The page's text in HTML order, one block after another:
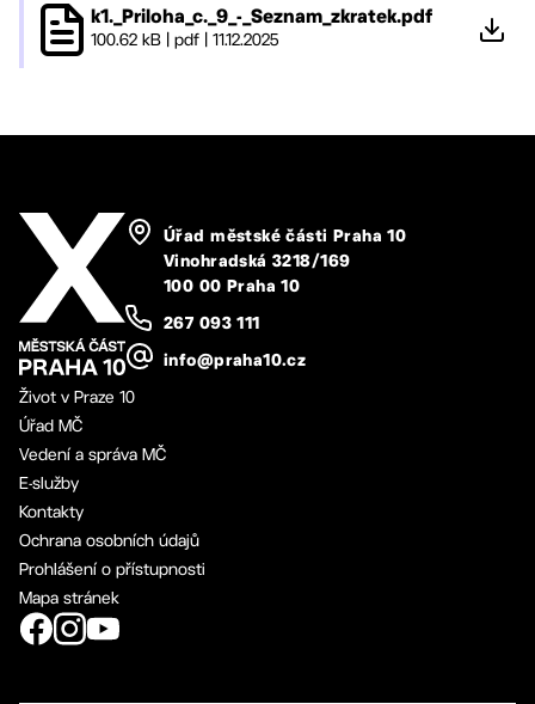
k1._Priloha_c._9_-_Seznam_zkratek.pdf
100.62 kB pdf 11.12.2025
Úřad městské části Praha 10
Vinohradská 3218/169
100 00 Praha 10
267 093 111
info@praha10.cz
Život v Praze 10
Úřad MČ
Vedení a správa MČ
E-služby
Kontakty
Ochrana osobních údajů
Prohlášení o přístupnosti
Mapa stránek